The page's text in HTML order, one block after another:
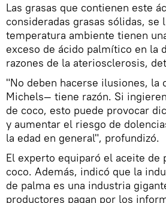
Las grasas que contienen este
consideradas grasas sólidas, se
temperatura ambiente tienen
exceso de ácido palmítico en la
razones de la ateriosclerosis,
"No deben hacerse ilusiones, la
Michels— tiene razón. Si
de coco, esto puede provocar
y aumentar el riesgo de
la edad en general", profundizó.
El experto equiparó el aceite de
coco. Además, indicó que la
de palma es una industria
productores pagan por los